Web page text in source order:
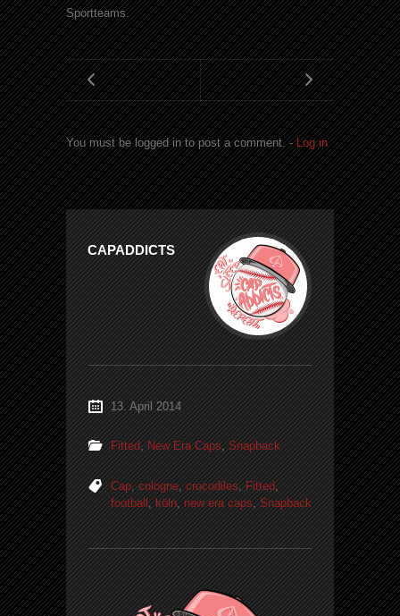
Sportteams.
You must be logged in to post a comment. -Log in
CAPADDICTS
13. April 2014
Fitted,New Era Caps,Snapback
Cap,cologne,crocodiles,Fitted,
football,köln,new era caps,Snapback